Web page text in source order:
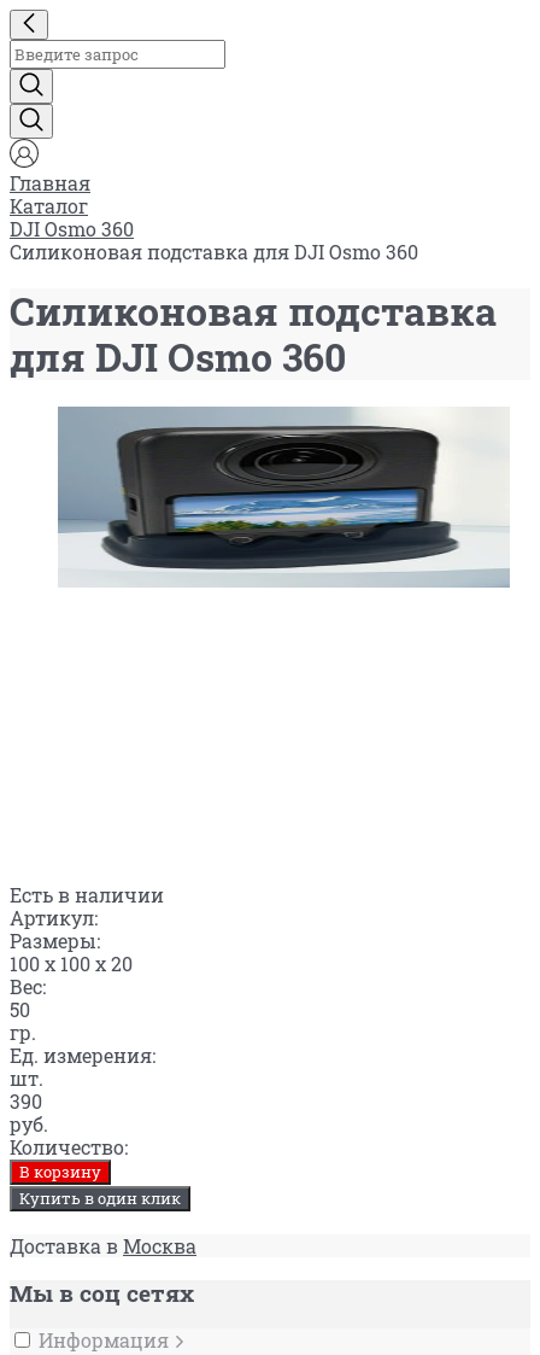
Главная
Каталог
DJI Osmo 360
Силиконовая подставка для DJI Osmo 360
Силиконовая подставка
для DJI Osmo 360
Есть в наличии
Артикул:
Размеры:
100 x 100 x 20
Вес:
50
гр.
Ед. измерения:
шт.
390
руб.
Количество:
В корзину
Купить в один клик
Доставка вМосква
Мы в соц сетях
Информация